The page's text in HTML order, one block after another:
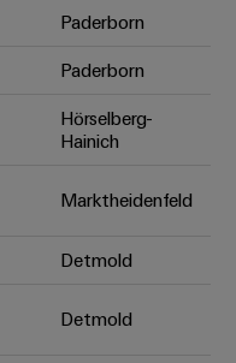
schnell
Paderborn
Paderborn
Hörselberg-
Hainich
Marktheidenfeld
Detmold
Detmold